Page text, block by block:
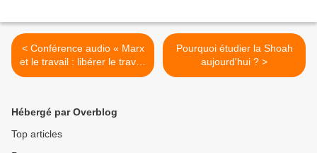
< Conférence audio « Marx
et le travail : libérer le travail
ou se libérer du travail »
Pourquoi étudier la Shoah
aujourd'hui ? >
Hébergé par Overblog
Top articles